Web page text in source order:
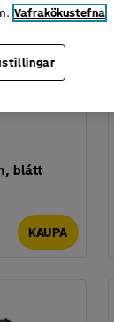
blátt
KAUPA
Vafrakökustefna